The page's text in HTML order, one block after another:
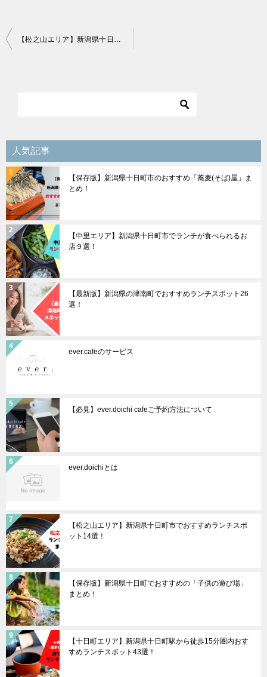
投
シ
ョ
ン
人気記事
【保存版】新潟県十日町市のおすすめ「蕎麦(そば)屋」ま
とめ！
【中里エリア】新潟県十日町市でランチが食べられるお
店９選！
【最新版】新潟県の津南町でおすすめランチスポット26
選！
ever.cafeのサービス
【必見】ever.doichi cafeご予約方法について
ever.doichiとは
【松之山エリア】新潟県十日町市でおすすめランチスポ
ット14選！
【保存版】新潟県十日町でおすすめの「子供の遊び場」
まとめ！
【十日町エリア】新潟県十日町駅から徒歩15分圏内おす
すめランチスポット43選！